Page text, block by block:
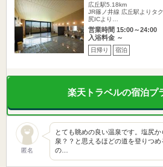
広丘駅5.18km
JR篠ノ井線 広丘駅よりタ
尻ICより…
営業時間 15:00～24:00
入浴料金 ～
日帰り 宿泊
楽天トラベルの宿泊プ
匿名
とても眺めの良い温泉です。塩尻
泉？？と思えるほどの道を登りつ
の…